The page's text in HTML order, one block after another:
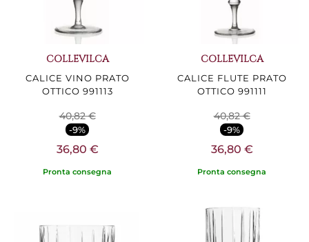
COLLEVILCA
CALICE VINO PRATO
OTTICO 991113
40,82 €
-9%
36,80 €
Pronta consegna
COLLEVILCA
CALICE FLUTE PRATO
OTTICO 991111
40,82 €
-9%
36,80 €
Pronta consegna